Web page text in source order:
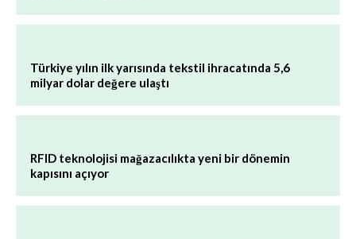
Türkiye yılın ilk yarısında tekstil ihracatında 5,6
milyar dolar değere ulaştı
RFID teknolojisi mağazacılıkta yeni bir dönemin
kapısını açıyor